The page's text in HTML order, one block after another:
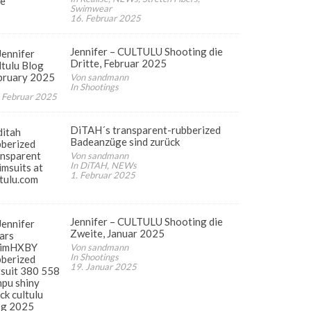
Swimwear
16. Februar 2025
Jennifer – CULTULU Shooting die
Dritte, Februar 2025
Von sandmann
In Shootings
2025
DiTAH´s transparent-rubberized
Badeanzüge sind zurück
Von sandmann
In DiTAH, NEWs
1. Februar 2025
Jennifer – CULTULU Shooting die
Zweite, Januar 2025
Von sandmann
In Shootings
19. Januar 2025